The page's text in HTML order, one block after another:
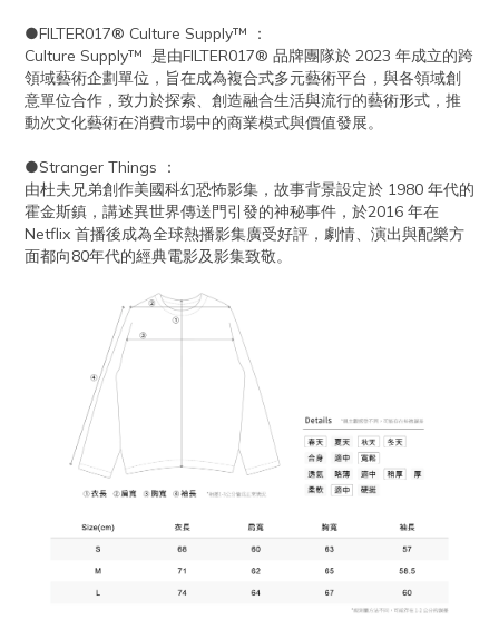
●FILTER017® Culture Supply™ ：
Culture Supply™ 是由FILTER017® 品牌團隊於 2023 年成立的跨
領域藝術企劃單位，旨在成為複合式多元藝術平台，與各領域創
意單位合作，致力於探索、創造融合生活與流行的藝術形式，推
動次文化藝術在消費市場中的商業模式與價值發展。
●Stranger Things ：
由杜夫兄弟創作美國科幻恐怖影集，故事背景設定於 1980 年代的
霍金斯鎮，講述異世界傳送門引發的神秘事件，於2016 年在
Netflix 首播後成為全球熱播影集廣受好評，劇情、演出與配樂方
面都向80年代的經典電影及影集致敬。